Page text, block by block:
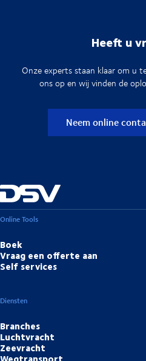
Heeft u
Onze experts staan klaar om u
ons op en wij vinden de
Neem online
Online Tools
Boek
Vraag een offerte aan
Self services
Diensten
Branches
Luchtvracht
Zeevracht